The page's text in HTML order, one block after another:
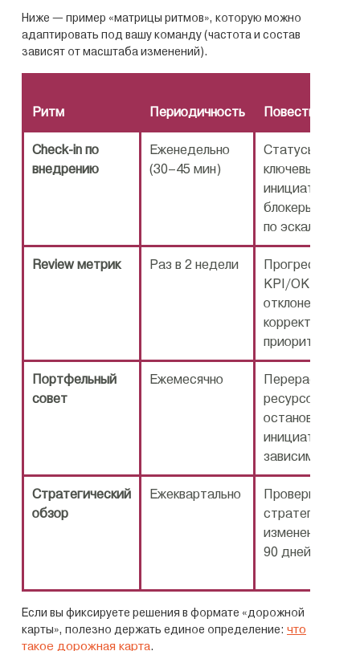
Ниже — пример «матрицы ритмов», которую можно
адаптировать под вашу команду (частота и состав
зависят от масштаба изменений).
Ритм Периодичность Повестка
Check‑in по
внедрению
Еженедельно
(30–45 мин)
Статусы по
ключевым
инициативам,
блокеры,
по эскалациям
Review метрик Раз в 2 недели
Прогресс по
KPI/OKR,
отклонения,
корректировки
приоритетов
Портфельный
совет
Ежемесячно
ресурсов,
остановка/
инициатив,
зависимости
Стратегический
обзор
Ежеквартально
Проверка
стратегии,
изменения,
90 дней
Если вы фиксируете решения в формате «дорожной
карты», полезно держать единое определение: что
такое дорожная карта.